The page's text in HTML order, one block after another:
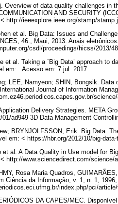
Overview of data quality challenges in
AND SECURITY
http://ieeexplore.ieee.org/stamp/
et al. Big Data: Issues and
46., Maui, 2013. Anais
csdl/proceedings/hicss/2013/
et al. Taking a `Big Data’ approach to
em: . Acesso em: 7 jul. 2017.
LEE, Namyeon; SHIN, Bongsik.
Journal of Information
Delivery Strategies. META
01/ad949-3D-Data-Management-
BRYNJOLFSSON, Erik. Big Data.
em: < https://hbr.org/2012/10/big-
et al. A Data Quality in Use model for
http://www.sciencedirect.com/
Rosa Maria Quadros,
Ciência da Informação, v. 1, n. 1,
index.php/pci/
DA CAPES/MEC.